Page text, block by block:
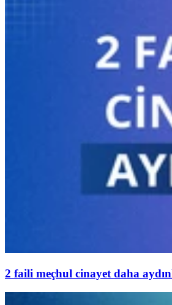
2 faili meçhul cinayet daha